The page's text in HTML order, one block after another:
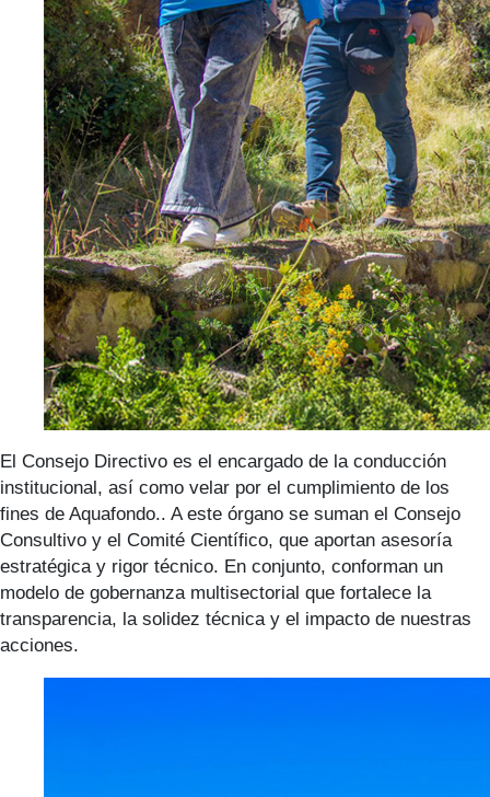
El Consejo Directivo es el encargado de la conducción
institucional, así como velar por el cumplimiento de los
fines de Aquafondo.. A este órgano se suman el Consejo
Consultivo y el Comité Científico, que aportan asesoría
estratégica y rigor técnico. En conjunto, conforman un
modelo de gobernanza multisectorial que fortalece la
transparencia, la solidez técnica y el impacto de nuestras
acciones.